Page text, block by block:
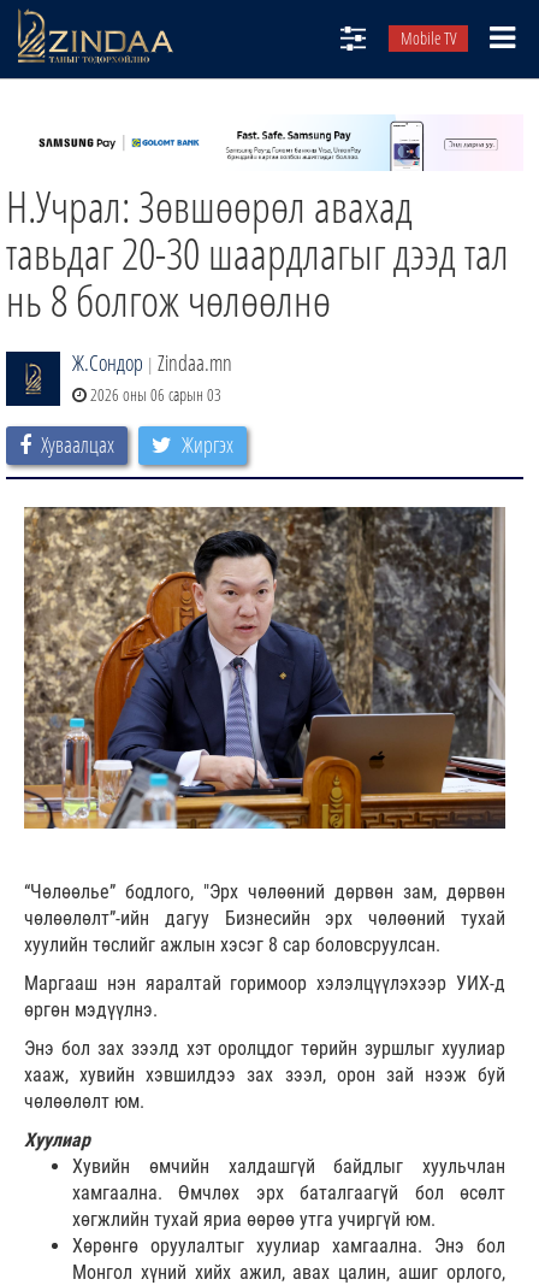
Mobile TV
ТВ8
ӨГЛӨӨНИЙ СОНИН
АУДИО ЗОХИОЛ
ЗИНДАА СЭТГҮҮЛ
Н.Учрал: Зөвшөөрөл авахад
тавьдаг 20-30 шаардлагыг дээд тал
нь 8 болгож чөлөөлнө
Ж.Сондор | Zindaa.mn
2026 оны 06 сарын 03
Хуваалцах Жиргэх
“Чөлөөлье” бодлого, "Эрх чөлөөний дөрвөн зам, дөрвөн
чөлөөлөлт”-ийн дагуу Бизнесийн эрх чөлөөний тухай
хуулийн төслийг ажлын хэсэг 8 сар боловсруулсан.
Маргааш нэн яаралтай горимоор хэлэлцүүлэхээр УИХ-д
өргөн мэдүүлнэ.
Энэ бол зах зээлд хэт оролцдог төрийн зуршлыг хуулиар
хааж, хувийн хэвшилдээ зах зээл, орон зай нээж буй
чөлөөлөлт юм.
Хуулиар
Хувийн өмчийн халдашгүй байдлыг хуульчлан
хамгаална. Өмчлөх эрх баталгаагүй бол өсөлт
хөгжлийн тухай яриа өөрөө утга учиргүй юм.
Хөрөнгө оруулалтыг хуулиар хамгаална. Энэ бол
Монгол хүний хийх ажил, авах цалин, ашиг орлого,